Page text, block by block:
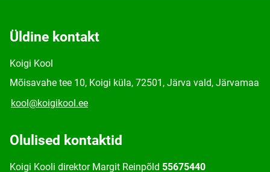
Üldine kontakt
Koigi Kool
Mõisavahe tee 10, Koigi küla, 72501, Järva vald, Järvamaa
kool@koigikool.ee
Olulised kontaktid
Koigi Kooli direktor Margit Reinpõld 55675440